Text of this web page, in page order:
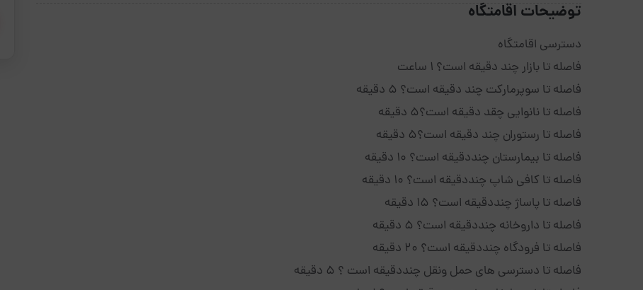
توضیحات اقامتگاه
دسترسی اقامتگاه
فاصله تا بازار چند دقیقه است؟ 1 ساعت
فاصله تا سوپرمارکت چند دقیقه است؟ 5 دقیقه
فاصله تا نانوایی چقد دقیقه است؟5 دقیقه
فاصله تا رستوران چند دقیقه است؟5 دقیقه
فاصله تا بیمارستان چنددقیقه است؟ 10 دقیقه
فاصله تا کافی شاپ چنددقیقه است؟ 10 دقیقه
فاصله تا پاساژ چنددقیقه است؟ 15 دقیقه
فاصله تا داروخانه چنددقیقه است؟ 5 دقیقه
فاصله تا فرودگاه چنددقیقه است؟ 20 دقیقه
فاصله تا دسترسی های حمل ونقل چنددقیقه است ؟ 5 دقیقه